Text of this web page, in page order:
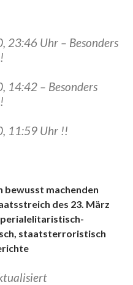
23:46 Uhr – Besonders
14:42 – Besonders
11:59 Uhr !!
machenden
des 23. März
staatsterroristisch